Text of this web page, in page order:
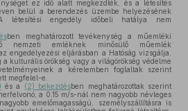
ez idő alatt megkezdték, és a létesítés
belül a berendezés üzembe helyezésének
létesítési engedély időbeli hatálya nem
ben meghatározott tevékenység a műemléki
nemzeti emléknek minősülő műemlék
engedélyezési eljárásban a Hatóság vizsgálja,
a kulturális örökség vagy a világörökség védelme
a kérelemben foglaltak szerint
megfelel-e.
és a (2) bekezdésben meghatározottak szerint
a 0,15 m/s-nál nem nagyobb névleges
emelőmagasságú, személyszállításra is